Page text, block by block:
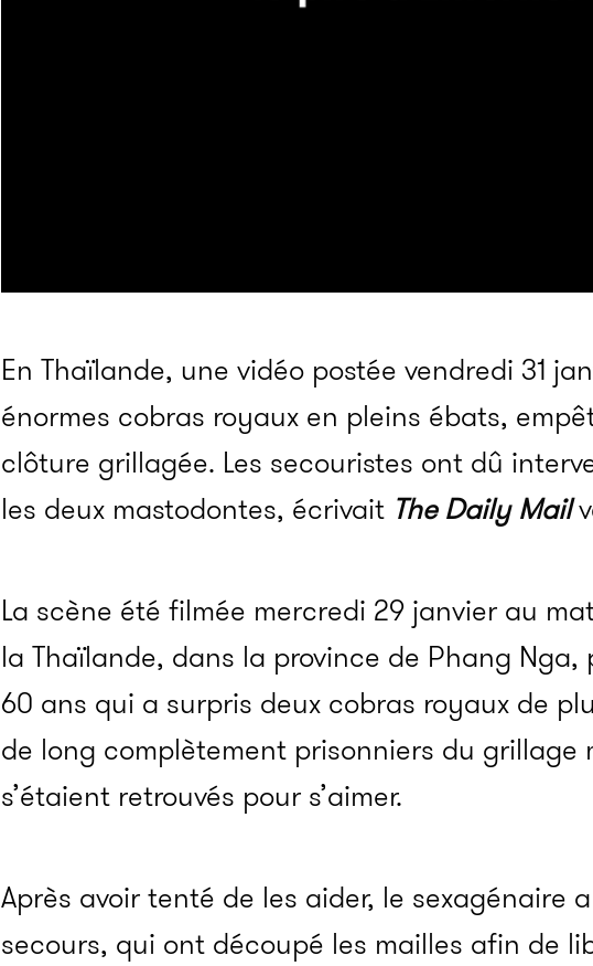
En Thaïlande, une vidéo postée vendredi 31
énormes cobras royaux en pleins ébats,
clôture grillagée. Les secouristes ont dû
les deux mastodontes, écrivait The Daily Mail
La scène été filmée mercredi 29 janvier au
la Thaïlande, dans la province de Phang
60 ans qui a surpris deux cobras royaux de
de long complètement prisonniers du grillage
s’étaient retrouvés pour s’aimer.
Après avoir tenté de les aider, le sexagénaire
secours, qui ont découpé les mailles afin de